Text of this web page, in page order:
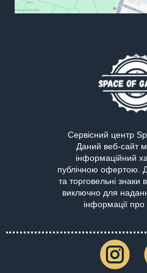
Сервісний центр
Даний веб-сайт
інформаційний
публічною офертою.
та торговельні знаки
виключно для
інформації про